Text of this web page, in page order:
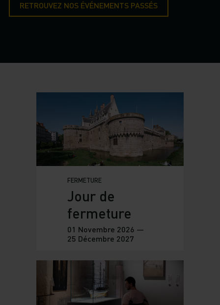
RETROUVEZ NOS ÉVÉNEMENTS PASSÉS
FERMETURE
Jour de
fermeture
01 Novembre 2026 —
25 Décembre 2027